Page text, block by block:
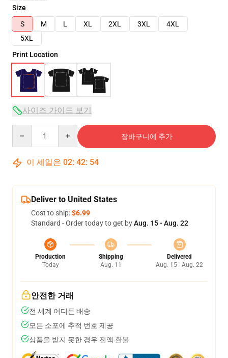
Size
S
M L XL 2XL 3XL
4XL
5XL
Print Location
사이즈 가이드 보기
장바구니에 추가
이 세일은 02: 42: 53
Deliver to United States
Cost to ship:$6.99
Standard - Order today to get byAug. 15 - Aug. 22
Production
Today
Shipping
Aug. 11
Delivered
Aug. 15 - Aug. 22
안전한 거래
전 세계 어디든 배송
모든 소포에 추적 번호 제공
상품을 받지 못한 경우 전액 환불